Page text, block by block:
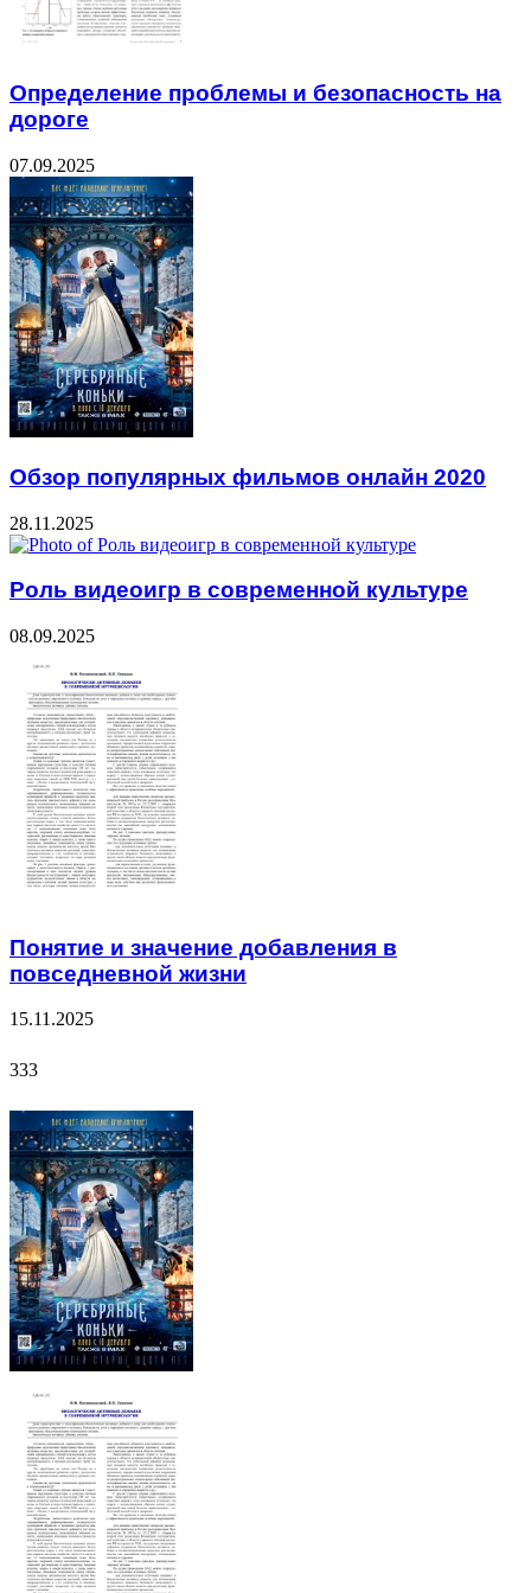
Определение проблемы и безопасность на
дороге
07.09.2025
Обзор популярных фильмов онлайн 2020
28.11.2025
Роль видеоигр в современной культуре
08.09.2025
Понятие и значение добавления в
повседневной жизни
15.11.2025
333